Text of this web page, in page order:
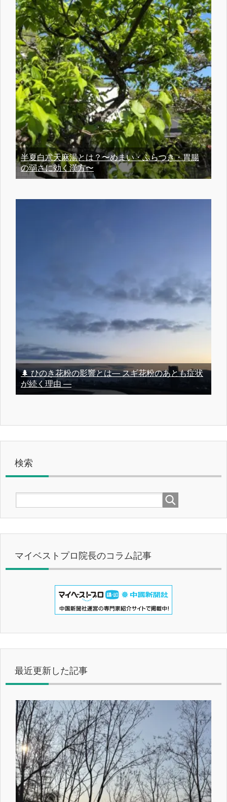
半夏白朮天麻湯とは？〜めまい・ふらつき・胃腸
の弱さに効く漢方〜
🌲 ひのき花粉の影響とは― スギ花粉のあとも症状
が続く理由 ―
検索
マイベストプロ院長のコラム記事
最近更新した記事